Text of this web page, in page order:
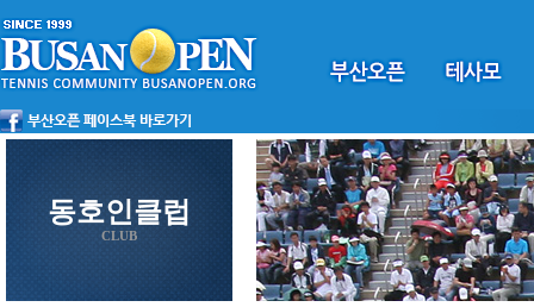
동호인클럽
CLUB